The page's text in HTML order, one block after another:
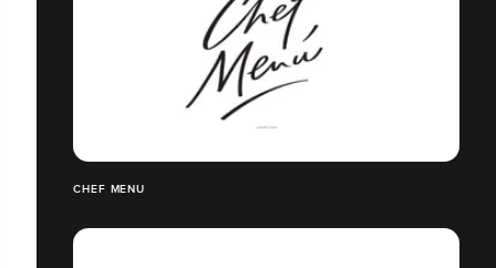
CHEF MENU